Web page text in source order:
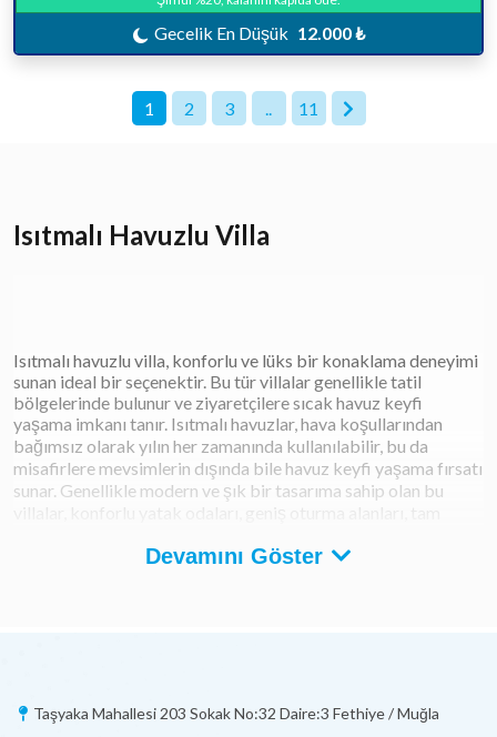
Gecelik En Düşük 12.000 ₺
1 2 3 .. 11
Isıtmalı Havuzlu Villa
Isıtmalı havuzlu villa, konforlu ve lüks bir konaklama deneyimi
sunan ideal bir seçenektir. Bu tür villalar genellikle tatil
bölgelerinde bulunur ve ziyaretçilere sıcak havuz keyfi
yaşama imkanı tanır. Isıtmalı havuzlar, hava koşullarından
bağımsız olarak yılın her zamanında kullanılabilir, bu da
misafirlere mevsimlerin dışında bile havuz keyfi yaşama fırsatı
sunar. Genellikle modern ve şık bir tasarıma sahip olan bu
donatılmıştır. Isıtmalı havuzlu villa kiralama seçeneği, aile
dinlendirici bir tatil deneyimi arayanlar için rahatlık ve lüksü
Devamını Göster
Taşyaka Mahallesi 203 Sokak No:32 Daire:3 Fethiye / Muğla